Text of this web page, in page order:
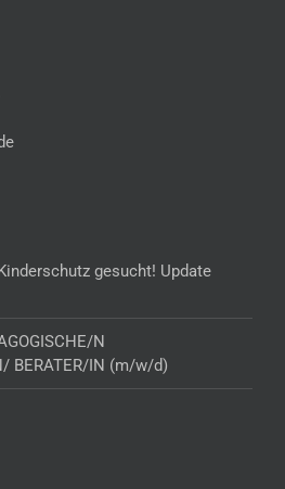
gesucht! Update
N
BERATER/IN (m/w/d)